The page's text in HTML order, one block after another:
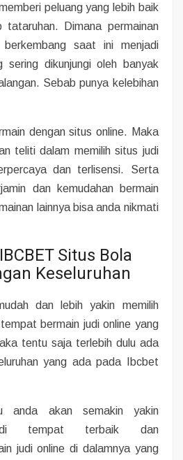
peluang yang lebih baik
Dimana permainan
saat ini menjadi
sering dikunjungi oleh banyak
Sebab punya kelebihan
dengan situs online. Maka
teliti dalam memilih situs judi
dan terlisensi. Serta
dan kemudahan bermain
lainnya bisa anda nikmati
Situs Bola
Keseluruhan
dan lebih yakin memilih
bermain judi online yang
tentu saja terlebih dulu ada
yang ada pada Ibcbet
anda akan semakin yakin
tempat terbaik dan
judi online di dalamnya yang